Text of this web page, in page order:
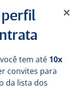
perfil
tem até 10x
convites para
da lista dos